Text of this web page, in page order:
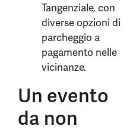
Tangenziale, con
diverse opzioni di
parcheggio a
pagamento nelle
vicinanze.
Un evento
da non